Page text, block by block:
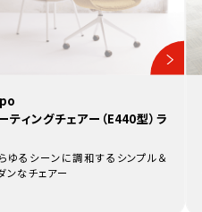
ティングチェアー（E440型）ラ
ゆるシーンに調和するシンプル＆
ンなチェアー